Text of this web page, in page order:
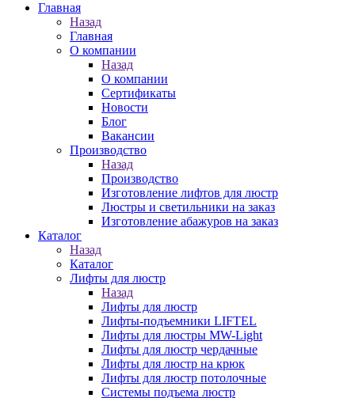
Главная
Назад
Главная
О компании
Назад
О компании
Сертификаты
Новости
Блог
Вакансии
Производство
Назад
Производство
Изготовление лифтов для люстр
Люстры и светильники на заказ
Изготовление абажуров на заказ
Каталог
Назад
Каталог
Лифты для люстр
Назад
Лифты для люстр
Лифты-подъемники LIFTEL
Лифты для люстры MW-Light
Лифты для люстр чердачные
Лифты для люстр на крюк
Лифты для люстр потолочные
Системы подъема люстр